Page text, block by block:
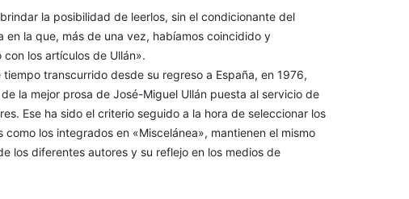
la posibilidad de leerlos, sin el condicionante del
la que, más de una vez, habíamos coincidido y
los artículos de Ullán».
transcurrido desde su regreso a España, en 1976,
la mejor prosa de José-Miguel Ullán puesta al servicio de
Ese ha sido el criterio seguido a la hora de seleccionar los
los integrados en «Miscelánea», mantienen el mismo
los diferentes autores y su reflejo en los medios de